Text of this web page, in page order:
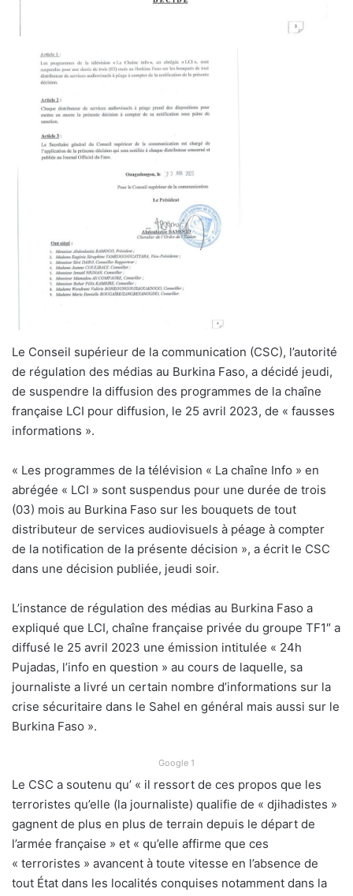
Le Conseil supérieur de la communication (CSC), l’autorité
de régulation des médias au Burkina Faso, a décidé jeudi,
de suspendre la diffusion des programmes de la chaîne
française LCI pour diffusion, le 25 avril 2023, de « fausses
informations ».
« Les programmes de la télévision « La chaîne Info » en
abrégée « LCI » sont suspendus pour une durée de trois
(03) mois au Burkina Faso sur les bouquets de tout
distributeur de services audiovisuels à péage à compter
de la notification de la présente décision », a écrit le CSC
dans une décision publiée, jeudi soir.
L’instance de régulation des médias au Burkina Faso a
expliqué que LCI, chaîne française privée du groupe TF1″ a
diffusé le 25 avril 2023 une émission intitulée « 24h
Pujadas, l’info en question » au cours de laquelle, sa
journaliste a livré un certain nombre d’informations sur la
crise sécuritaire dans le Sahel en général mais aussi sur le
Burkina Faso ».
Google 1
Le CSC a soutenu qu’ « il ressort de ces propos que les
terroristes qu’elle (la journaliste) qualifie de « djihadistes »
gagnent de plus en plus de terrain depuis le départ de
l’armée française » et « qu’elle affirme que ces
« terroristes » avancent à toute vitesse en l’absence de
tout État dans les localités conquises notamment dans la